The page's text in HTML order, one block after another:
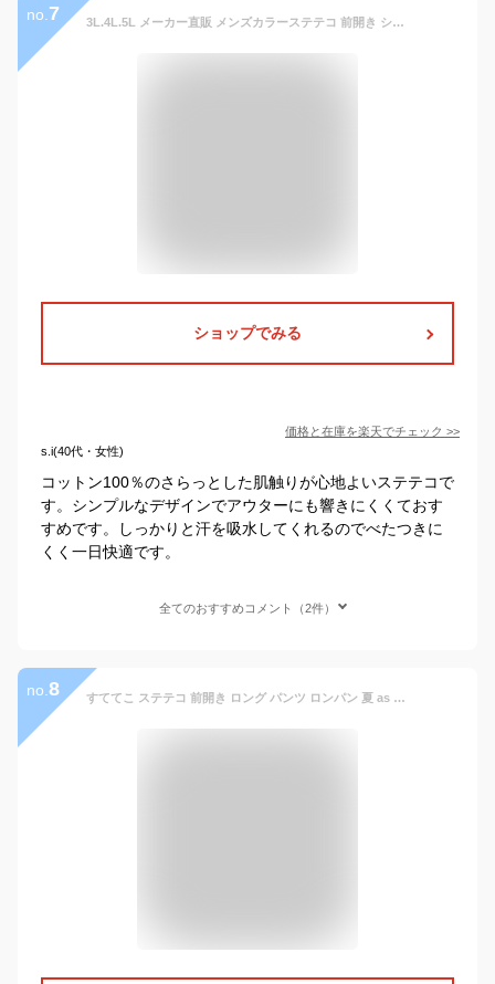
no. 7 3L.4L.5L メーカー直販 メンズカラーステテコ 前開き シャレテコ ロンパン ウエスト2本ゴム 調整可能 綿 100% 楊柳 クレープ インナー 男性 通販 1枚ならメール便選択可
ショップでみる
価格と在庫を楽天でチェック >>
s.i(40代・女性)
コットン100％のさらっとした肌触りが心地よいステテコで
す。シンプルなデザインでアウターにも響きにくくておす
すめです。しっかりと汗を吸水してくれるのでべたつきに
くく一日快適です。
全てのおすすめコメント（2件）
no. 8 すててこ ステテコ 前開き ロング パンツ ロンパン 夏 as 8031-53 サランダー ハーフパンツ 綿 冷感 涼感 クール 楊柳 吸水 速乾 接触冷感 涼しい ルームウェア リラックス 部屋着 ストレッチ 涼しい ソフト 柔らかい （06749）